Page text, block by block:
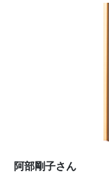
阿部剛子さん